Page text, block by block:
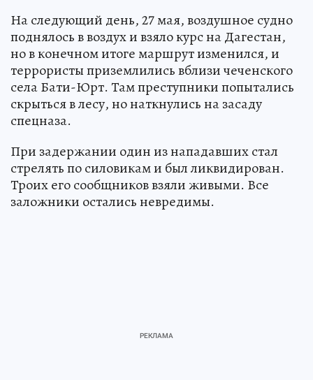
На следующий день, 27 мая, воздушное судно
поднялось в воздух и взяло курс на Дагестан,
но в конечном итоге маршрут изменился, и
террористы приземлились вблизи чеченского
села Бати-Юрт. Там преступники попытались
скрыться в лесу, но наткнулись на засаду
спецназа.
При задержании один из нападавших стал
стрелять по силовикам и был ликвидирован.
Троих его сообщников взяли живыми. Все
заложники остались невредимы.